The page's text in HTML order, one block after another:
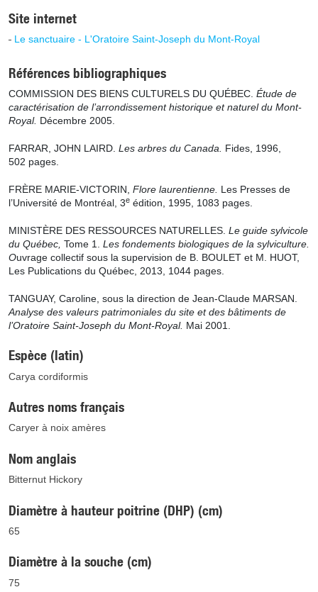
Site internet
Le sanctuaire - L'Oratoire Saint-Joseph du Mont-Royal
Références bibliographiques
COMMISSION DES BIENS CULTURELS DU QUÉBEC. Étude de
caractérisation de l’arrondissement historique et naturel du Mont-
Royal. Décembre 2005.
FARRAR, JOHN LAIRD. Les arbres du Canada. Fides, 1996,
502 pages.
FRÈRE MARIE-VICTORIN, Flore laurentienne. Les Presses de
l’Université de Montréal, 3e édition, 1995, 1083 pages.
MINISTÈRE DES RESSOURCES NATURELLES. Le guide sylvicole
du Québec, Tome 1. Les fondements biologiques de la sylviculture.
Ouvrage collectif sous la supervision de B. BOULET et M. HUOT,
Les Publications du Québec, 2013, 1044 pages.
TANGUAY, Caroline, sous la direction de Jean-Claude MARSAN.
Analyse des valeurs patrimoniales du site et des bâtiments de
l’Oratoire Saint-Joseph du Mont-Royal. Mai 2001.
Espèce (latin)
Carya cordiformis
Autres noms français
Caryer à noix amères
Nom anglais
Bitternut Hickory
Diamètre à hauteur poitrine (DHP) (cm)
65
Diamètre à la souche (cm)
75